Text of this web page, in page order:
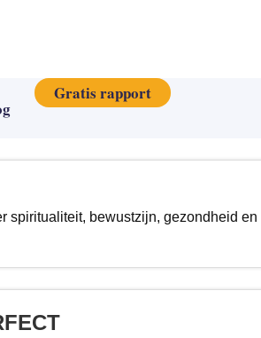
Gratis rapport
spiritualiteit, bewustzijn, gezondheid